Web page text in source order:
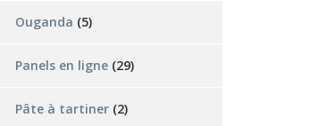
Ouganda (5)
Panels en ligne (29)
Pâte à tartiner (2)